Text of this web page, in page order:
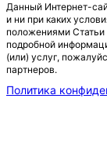
Данный Интернет-
и ни при каких
положениями
подробной
(или) услуг,
партнеров.
Политика